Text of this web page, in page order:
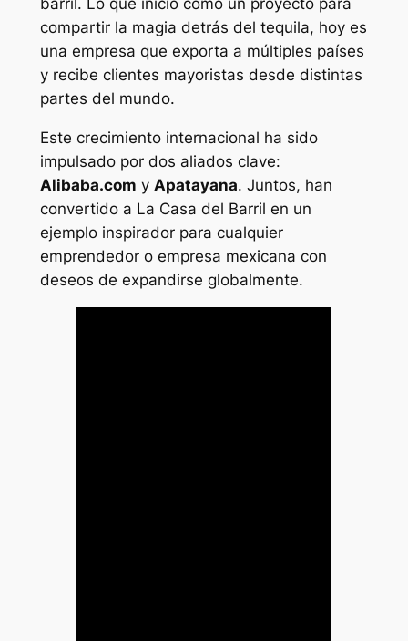
compartir la magia detrás del tequila, hoy es
una empresa que exporta a múltiples países
y recibe clientes mayoristas desde distintas
partes del mundo.
Este crecimiento internacional ha sido
impulsado por dos aliados clave:
Alibaba.com y Apatayana. Juntos, han
convertido a La Casa del Barril en un
ejemplo inspirador para cualquier
emprendedor o empresa mexicana con
deseos de expandirse globalmente.